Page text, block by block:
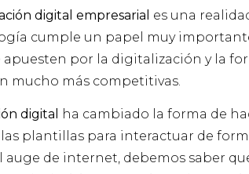
digital empresarial es una
cumple un papel muy
apuesten por la digitalización y la
mucho más competitivas.
digital
ha cambiado la forma de
plantillas para interactuar de
auge de internet, debemos saber